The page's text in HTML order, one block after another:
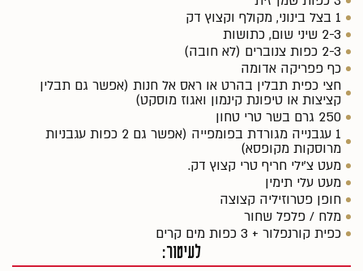
1 בצל בינוני, מקולף וקצוץ דק
2-3 שיני שום, כתושות
2-3 כפות צנוברים (לא חובה)
כף פפריקה אדומה
חצי כפית תבלין בהרט או ראס אל חנות (אפשר גם תבלין
קציצות או טיפונת קינמון ואגוז מוסקט)
250 גרם בשר טרי טחון
1 עגבנייה מגורדת בפומפייה (אפשר גם 2 כפות עגבניות
מרוסקות מקופסא)
מעט צ'ילי חריף טרי קצוץ דק.
מעט עלי תימין
חופן פטרוזיליה קצוצה
מלח / פלפל שחור
כפית קורנפלור + 3 כפות מים קרים
לעיטור: